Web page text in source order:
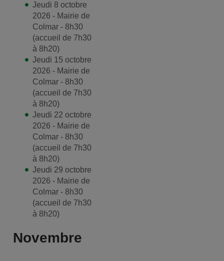
Jeudi 8 octobre
2026 - Mairie de
Colmar - 8h30
(accueil de 7h30
à 8h20)
Jeudi 15 octobre
2026 - Mairie de
Colmar - 8h30
(accueil de 7h30
à 8h20)
Jeudi 22 octobre
2026 - Mairie de
Colmar - 8h30
(accueil de 7h30
à 8h20)
Jeudi 29 octobre
2026 - Mairie de
Colmar - 8h30
(accueil de 7h30
à 8h20)
Novembre